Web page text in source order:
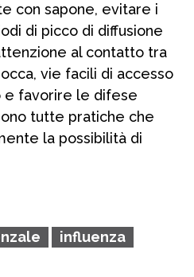
con sapone, evitare i
di picco di diffusione
al contatto tra
vie facili di accesso
e favorire le difese
tutte pratiche che
la possibilità di
influenza